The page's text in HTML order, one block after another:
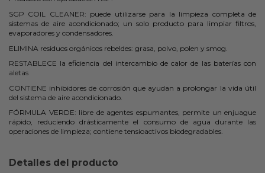
SGP COIL CLEANER: puede utilizarse para la limpieza completa de
sistemas de aire acondicionado; un solo producto para limpiar filtros,
evaporadores y condensadores.
ELIMINA residuos orgánicos rebeldes: grasa, polvo, polen y smog.
RESTABLECE la eficiencia del intercambio de calor de las baterías con
aletas
CONTIENE inhibidores de corrosión que ayudan a prolongar la vida útil
del sistema de aire acondicionado.
FÓRMULA VERDE: libre de agentes espumantes, permite un enjuague
rápido, reduciendo drásticamente el consumo de agua durante las
operaciones de limpieza; contiene tensioactivos biodegradables.
Detalles del producto